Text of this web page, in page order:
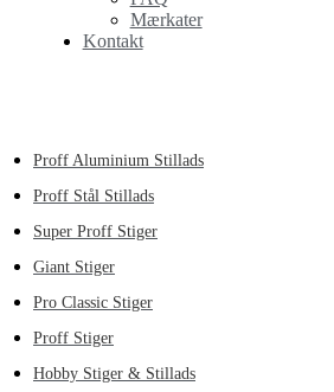
Mærkater
Kontakt
Proff Aluminium Stillads
Proff Stål Stillads
Super Proff Stiger
Giant Stiger
Pro Classic Stiger
Proff Stiger
Hobby Stiger & Stillads